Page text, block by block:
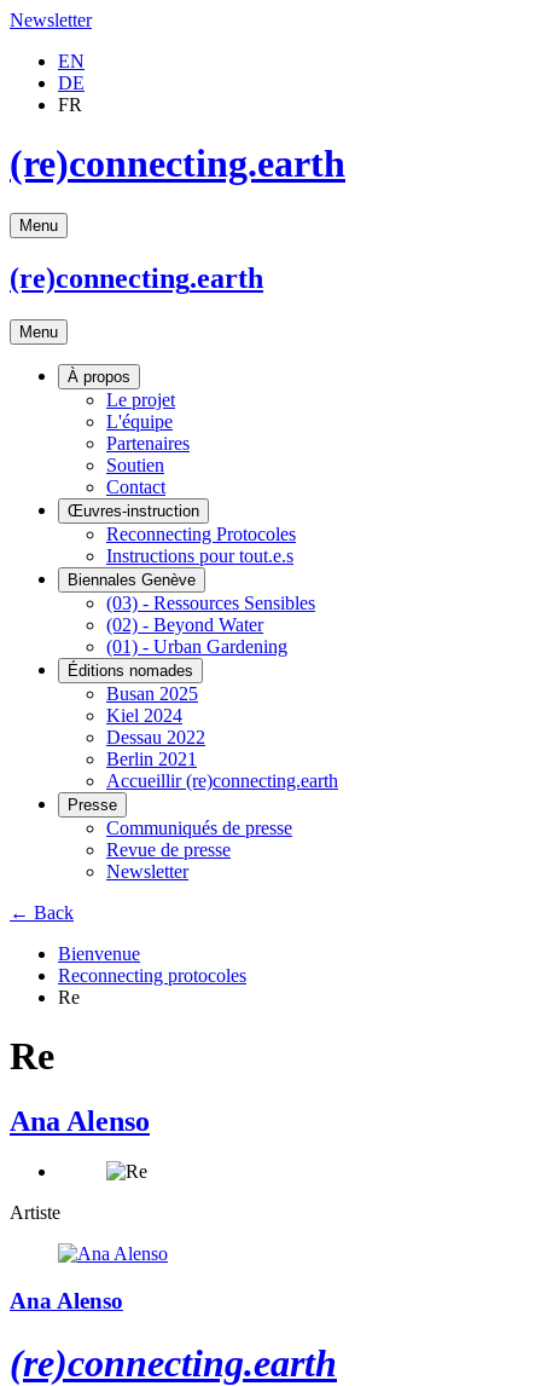
Newsletter
EN
DE
FR
(re)connecting.earth
Menu
(re)connecting.earth
Menu
À propos
Le projet
L'équipe
Partenaires
Soutien
Contact
Œuvres-instruction
Reconnecting Protocoles
Instructions pour tout.e.s
Biennales Genève
(03) - Ressources Sensibles
(02) - Beyond Water
(01) - Urban Gardening
Éditions nomades
Busan 2025
Kiel 2024
Dessau 2022
Berlin 2021
Accueillir (re)connecting.earth
Presse
Communiqués de presse
Revue de presse
Newsletter
← Back
Bienvenue
Reconnecting protocoles
Re
Re
Ana Alenso
Artiste
Ana Alenso
(re)connecting.earth